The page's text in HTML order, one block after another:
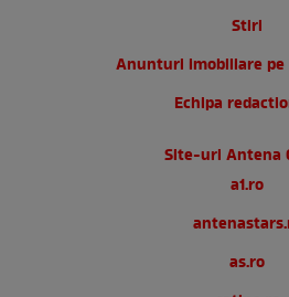
Stiri
Anunturi imobiliare pe
Echipa
Site-uri Antena
a1.ro
as.ro